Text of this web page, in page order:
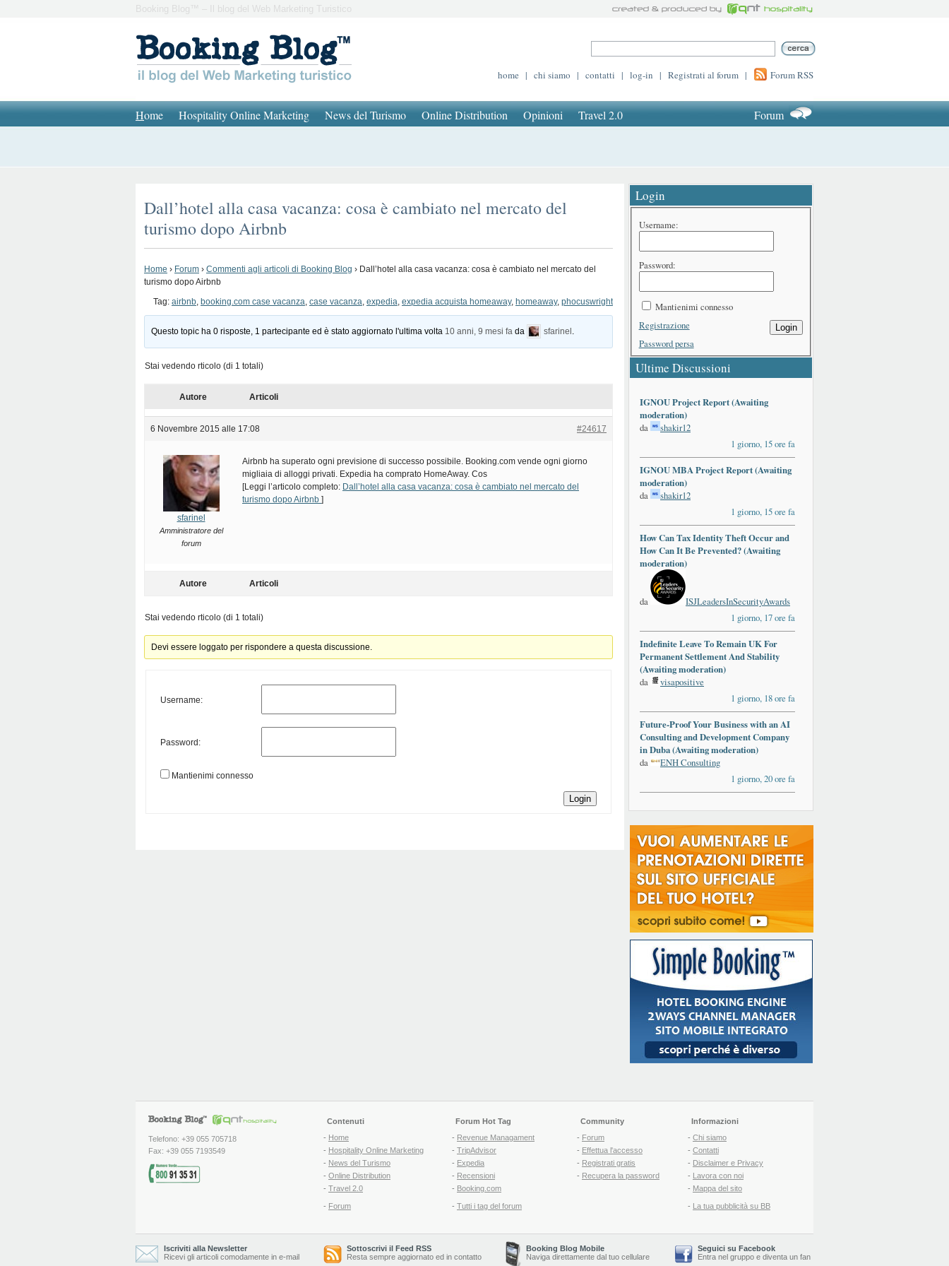
Booking Blog™ – Il blog del Web Marketing Turistico
home | chi siamo | contatti | log-in | Registrati al forum | Forum RSS
Home Hospitality Online Marketing News del Turismo Online Distribution Opinioni Travel 2.0 Forum
Dall’hotel alla casa vacanza: cosa è cambiato nel mercato del
turismo dopo Airbnb
Home › Forum › Commenti agli articoli di Booking Blog › Dall’hotel alla casa vacanza: cosa è cambiato nel mercato del
turismo dopo Airbnb
Tag: airbnb, booking.com case vacanza, case vacanza, expedia, expedia acquista homeaway, homeaway, phocuswright
Questo topic ha 0 risposte, 1 partecipante ed è stato aggiornato l'ultima volta 10 anni, 9 mesi fa da sfarinel
Stai vedendo rticolo (di 1 totali)
Autore Articoli
6 Novembre 2015 alle 17:08 #24617
sfarinel
Amministratore del
forum
Airbnb ha superato ogni previsione di successo possibile. Booking.com vende ogni giorno
migliaia di alloggi privati. Expedia ha comprato HomeAway. Cos
[Leggi l’articolo completo: Dall’hotel alla casa vacanza: cosa è cambiato nel mercato del
turismo dopo Airbnb ]
Autore Articoli
Stai vedendo rticolo (di 1 totali)
Devi essere loggato per rispondere a questa discussione.
Username:
Password:
Mantienimi connesso
Login
Login
Username:
Password:
Mantienimi connesso
Login
Registrazione
Password persa
Ultime Discussioni
IGNOU Project Report (Awaiting
moderation)
da
shakir12
1 giorno, 15 ore fa
IGNOU MBA Project Report (Awaiting
moderation)
da
shakir12
1 giorno, 15 ore fa
How Can Tax Identity Theft Occur and
How Can It Be Prevented? (Awaiting
moderation)
da
ISJLeadersInSecurityAwards
1 giorno, 17 ore fa
Indefinite Leave To Remain UK For
Permanent Settlement And Stability
(Awaiting moderation)
da
visapositive
1 giorno, 18 ore fa
Future-Proof Your Business with an AI
Consulting and Development Company
in Duba (Awaiting moderation)
da
ENH Consulting
1 giorno, 20 ore fa
Telefono: +39 055 705718
Fax: +39 055 7193549
Contenuti
- Home
- Hospitality Online Marketing
- News del Turismo
- Online Distribution
- Travel 2.0
- Forum
Forum Hot Tag
- Revenue Managament
- TripAdvisor
- Expedia
- Recensioni
- Booking.com
- Tutti i tag del forum
Community
- Forum
- Effettua l'accesso
- Registrati gratis
- Recupera la password
Informazioni
- Chi siamo
- Contatti
- Disclaimer e Privacy
- Lavora con noi
- Mappa del sito
- La tua pubblicità su BB
Iscriviti alla Newsletter
Ricevi gli articoli comodamente in e-mail
Sottoscrivi il Feed RSS
Resta sempre aggiornato ed in contatto
Booking Blog Mobile
Naviga direttamente dal tuo cellulare
Seguici su Facebook
Entra nel gruppo e diventa un fan